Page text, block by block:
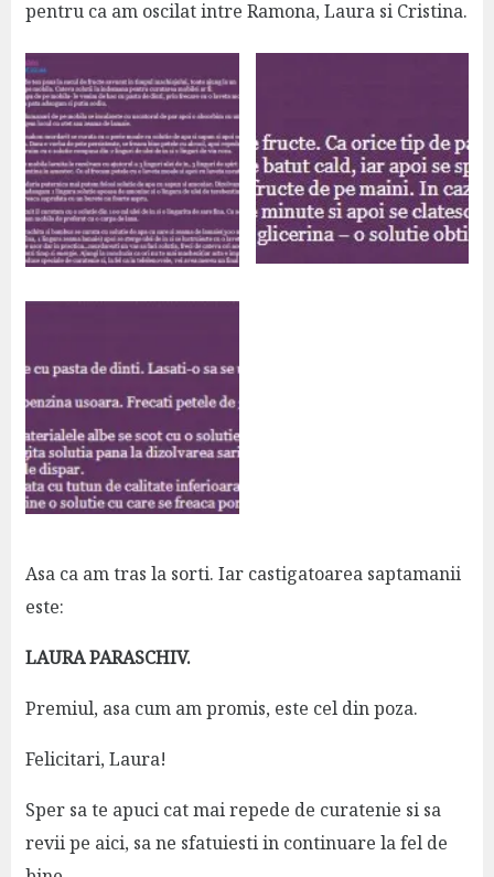
pentru ca am oscilat intre Ramona, Laura si Cristina.
Asa ca am tras la sorti. Iar castigatoarea saptamanii
este:
LAURA PARASCHIV.
Premiul, asa cum am promis, este cel din poza.
Felicitari, Laura!
Sper sa te apuci cat mai repede de curatenie si sa
revii pe aici, sa ne sfatuiesti in continuare la fel de